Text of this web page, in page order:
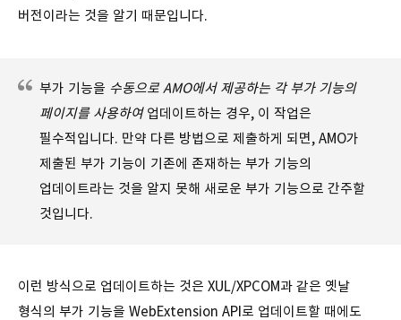
버전이라는 것을 알기 때문입니다.
부가 기능을 수동으로 AMO에서 제공하는 각 부가 기능의
페이지를 사용하여 업데이트하는 경우, 이 작업은
필수적입니다. 만약 다른 방법으로 제출하게 되면, AMO가
제출된 부가 기능이 기존에 존재하는 부가 기능의
업데이트라는 것을 알지 못해 새로운 부가 기능으로 간주할
것입니다.
이런 방식으로 업데이트하는 것은 XUL/XPCOM과 같은 옛날
형식의 부가 기능을 WebExtension API로 업데이트할 때에도